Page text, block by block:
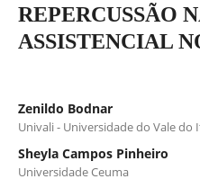
REPERCUSSÃO
ASSISTENCIAL
Zenildo Bodnar
Univali - Universidade do Vale do
Sheyla Campos Pinheiro
Universidade Ceuma